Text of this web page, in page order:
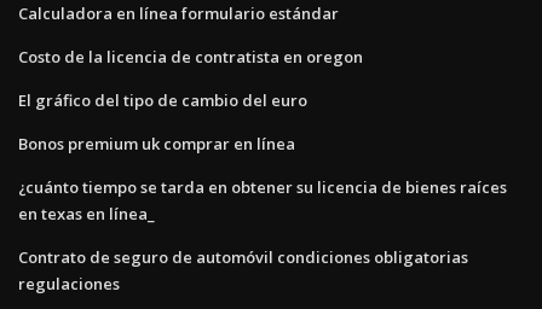
Calculadora en línea formulario estándar
Costo de la licencia de contratista en oregon
El gráfico del tipo de cambio del euro
Bonos premium uk comprar en línea
¿cuánto tiempo se tarda en obtener su licencia de bienes raíces
en texas en línea_
Contrato de seguro de automóvil condiciones obligatorias
regulaciones